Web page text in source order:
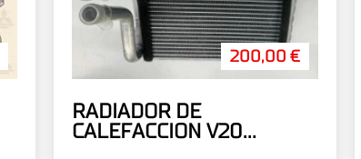
200,00 €
RADIADOR DE
CALEFACCION V20